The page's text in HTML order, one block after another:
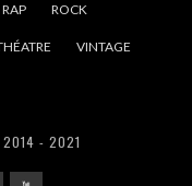
RAP ROCK
VINTAGE
2014 - 2021